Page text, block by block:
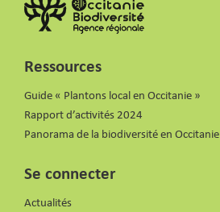
Ressources
Guide « Plantons local en Occitanie »
Rapport d’activités 2024
Panorama de la biodiversité en Occitanie
Se connecter
Actualités